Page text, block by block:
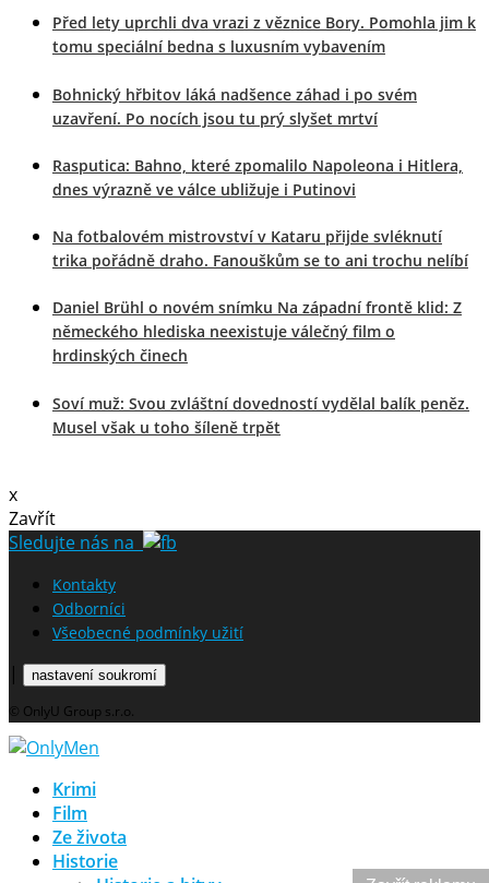
Před lety uprchli dva vrazi z věznice Bory. Pomohla jim k
tomu speciální bedna s luxusním vybavením
Bohnický hřbitov láká nadšence záhad i po svém
uzavření. Po nocích jsou tu prý slyšet mrtví
Rasputica: Bahno, které zpomalilo Napoleona i Hitlera,
dnes výrazně ve válce ubližuje i Putinovi
Na fotbalovém mistrovství v Kataru přijde svléknutí
trika pořádně draho. Fanouškům se to ani trochu nelíbí
Daniel Brühl o novém snímku Na západní frontě klid: Z
německého hlediska neexistuje válečný film o
hrdinských činech
Soví muž: Svou zvláštní dovedností vydělal balík peněz.
Musel však u toho šíleně trpět
x
Zavřít
Sledujte nás na
Kontakty
Odborníci
Všeobecné podmínky užití
| nastavení soukromí
© OnlyU Group s.r.o.
Krimi
Film
Ze života
Historie